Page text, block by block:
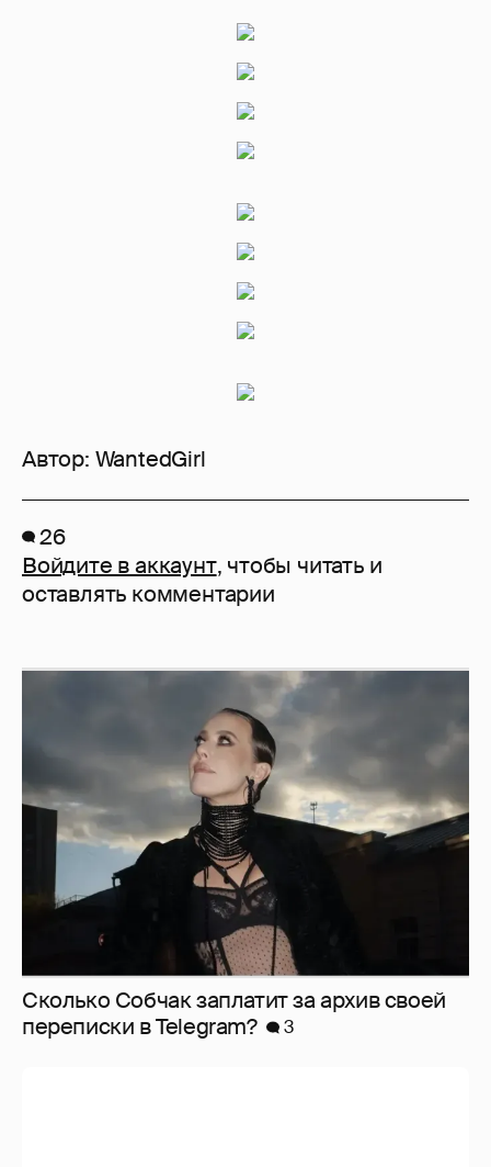
Автор: WantedGirl
26
Войдите в аккаунт, чтобы читать и
оставлять комментарии
Сколько Собчак заплатит за архив своей
перeписки в Telegram?
3